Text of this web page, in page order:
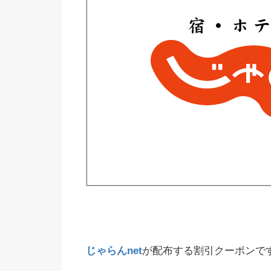
じゃらんnetが配布する割引クーポンで